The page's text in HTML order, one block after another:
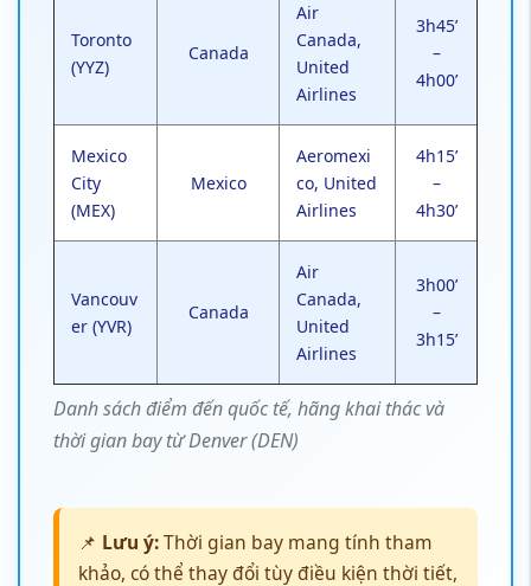
Danh sách điểm đến quốc tế, hãng khai thác và
thời gian bay từ Denver (DEN)
Toronto
(YYZ)
Canada
Air
Canada,
United
Airlines
3h45’
–
4h00’
Mexico
City
(MEX)
Mexico
Aeromexi
co, United
Airlines
4h15’
–
4h30’
Vancouv
er (YVR)
Canada
Air
Canada,
United
Airlines
3h00’
–
3h15’
📌 Lưu ý:Thời gian bay mang tính tham
khảo, có thể thay đổi tùy điều kiện thời tiết,